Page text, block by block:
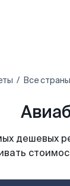
Все
дешевых